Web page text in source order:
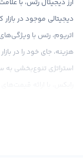
دیجیتالی موجود در
اتریوم، رتس با
هزینه، جای خود را در
استراتژی تنوع‌بخشی به
سرمایه‌گذاری در رتس،